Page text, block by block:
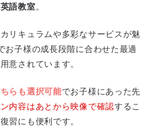
語教室。
リキュラムや多彩なサービスが魅
お子様の成長段階に合わせた最適
意されています。
らも選択可能でお子様にあった先
内容はあとから映像で確認するこ
習にも便利です。